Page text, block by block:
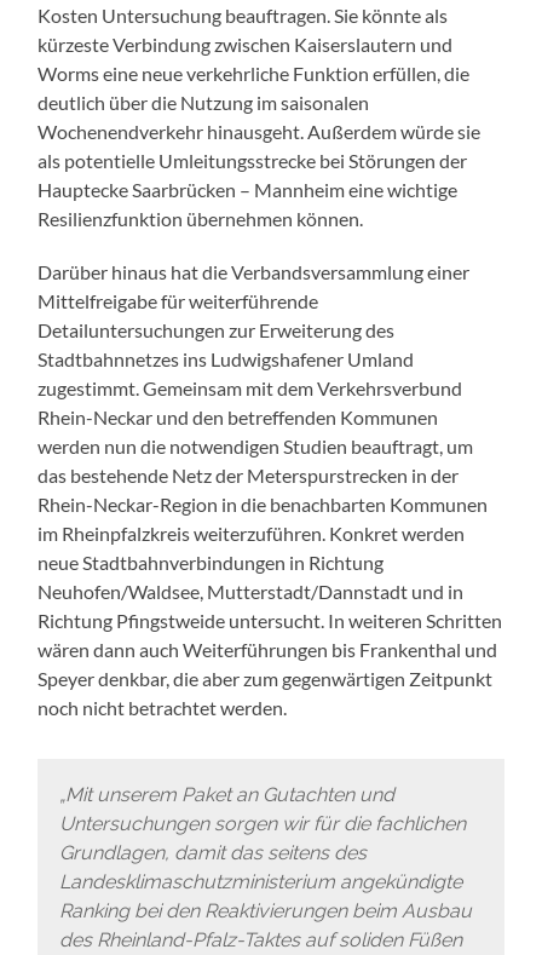
Kosten Untersuchung beauftragen. Sie könnte als
kürzeste Verbindung zwischen Kaiserslautern und
Worms eine neue verkehrliche Funktion erfüllen, die
deutlich über die Nutzung im saisonalen
Wochenendverkehr hinausgeht. Außerdem würde sie
als potentielle Umleitungsstrecke bei Störungen der
Hauptecke Saarbrücken – Mannheim eine wichtige
Resilienzfunktion übernehmen können.
Darüber hinaus hat die Verbandsversammlung einer
Mittelfreigabe für weiterführende
Detailuntersuchungen zur Erweiterung des
Stadtbahnnetzes ins Ludwigshafener Umland
zugestimmt. Gemeinsam mit dem Verkehrsverbund
Rhein-Neckar und den betreffenden Kommunen
werden nun die notwendigen Studien beauftragt, um
das bestehende Netz der Meterspurstrecken in der
Rhein-Neckar-Region in die benachbarten Kommunen
im Rheinpfalzkreis weiterzuführen. Konkret werden
neue Stadtbahnverbindungen in Richtung
Neuhofen/Waldsee, Mutterstadt/Dannstadt und in
Richtung Pfingstweide untersucht. In weiteren Schritten
wären dann auch Weiterführungen bis Frankenthal und
Speyer denkbar, die aber zum gegenwärtigen Zeitpunkt
noch nicht betrachtet werden.
„Mit unserem Paket an Gutachten und
Untersuchungen sorgen wir für die fachlichen
Grundlagen, damit das seitens des
Landesklimaschutzministerium angekündigte
Ranking bei den Reaktivierungen beim Ausbau
des Rheinland-Pfalz-Taktes auf soliden Füßen